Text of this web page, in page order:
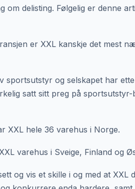
delisting. Følgelig er denne
er XXL kanskje det mest
sportsutstyr og selskapet har
satt sitt preg på sportsutstyr-
XXL hele 36 varehus i Norge.
varehus i Sveige, Finland og
og vis et skille i og med at XXL